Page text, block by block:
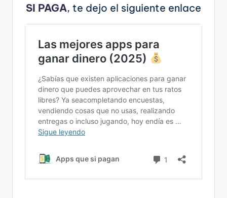
SI PAGA, te dejo el siguiente enlace